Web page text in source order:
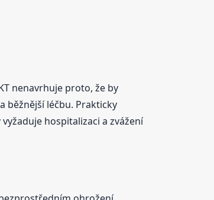
nenavrhuje proto, že by
běžnější léčbu. Prakticky
hospitalizaci a zvážení